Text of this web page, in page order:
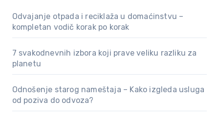
Odvajanje otpada i reciklaža u domaćinstvu –
kompletan vodič korak po korak
7 svakodnevnih izbora koji prave veliku razliku za
planetu
Odnošenje starog nameštaja – Kako izgleda usluga
od poziva do odvoza?